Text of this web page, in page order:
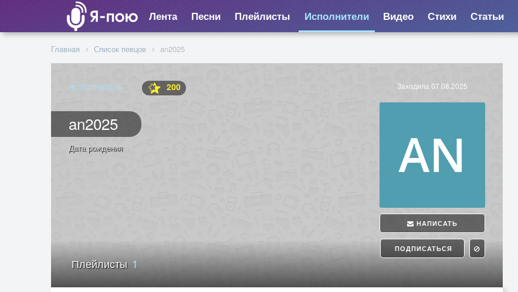
Лента Песни Плейлисты Исполнители Видео Стихи Статьи
Главная Список певцов an2025
ИСПОЛНИТЕЛЬ 200
an2025
Заходила 07.08.2025
НАПИСАТЬ
ПОДПИСАТЬСЯ
Дата рождения
Плейлисты1